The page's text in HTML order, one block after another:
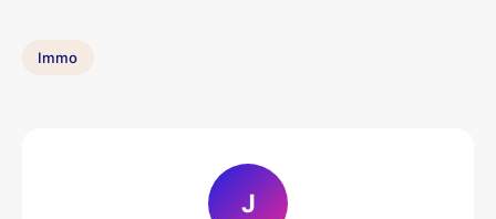
Immo
J